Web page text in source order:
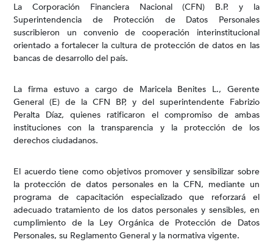
La Corporación Financiera Nacional (CFN) B.P. y la
Superintendencia de Protección de Datos Personales
suscribieron un convenio de cooperación interinstitucional
orientado a fortalecer la cultura de protección de datos en las
bancas de desarrollo del país.
La firma estuvo a cargo de Maricela Benites L., Gerente
General (E) de la CFN BP, y del superintendente Fabrizio
Peralta Díaz, quienes ratificaron el compromiso de ambas
instituciones con la transparencia y la protección de los
derechos ciudadanos.
El acuerdo tiene como objetivos promover y sensibilizar sobre
la protección de datos personales en la CFN, mediante un
programa de capacitación especializado que reforzará el
adecuado tratamiento de los datos personales y sensibles, en
cumplimiento de la Ley Orgánica de Protección de Datos
Personales, su Reglamento General y la normativa vigente.